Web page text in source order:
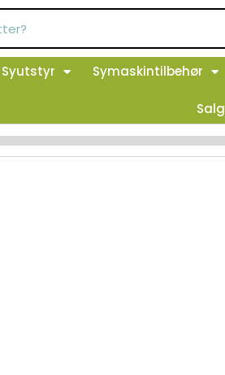
Syutstyr Symaskintilbehør
Salg